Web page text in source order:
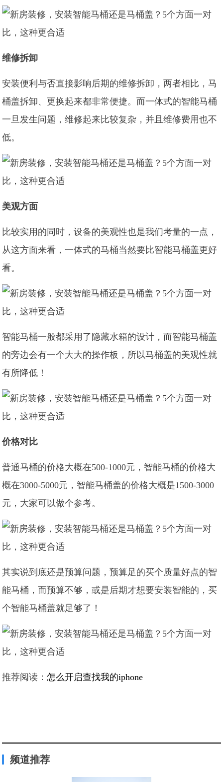
维修拆卸
安装便利与否直接影响后期的维修拆卸，两者相比，马
桶盖拆卸、更换起来都非常便捷。而一体式的智能马桶
一旦发生问题，维修起来比较复杂，并且维修费用也不
低。
美观方面
比较实用的同时，设备的美观性也是我们考量的一点，
从这方面来看，一体式的马桶当然要比智能马桶盖更好
看。
智能马桶一般都采用了隐藏水箱的设计，而智能马桶盖
的旁边会有一个大大的操作板，所以马桶盖的美观性就
有所降低！
价格对比
普通马桶的价格大概在500-1000元，智能马桶的价格大
概在3000-5000元，智能马桶盖的价格大概是1500-3000
元，大家可以做个参考。
其实说到底还是预算问题，预算足的买个质量好点的智
能马桶，而预算不够，或是后期才想要安装智能的，买
个智能马桶盖就足够了！
推荐阅读：怎么开启查找我的iphone
频道推荐